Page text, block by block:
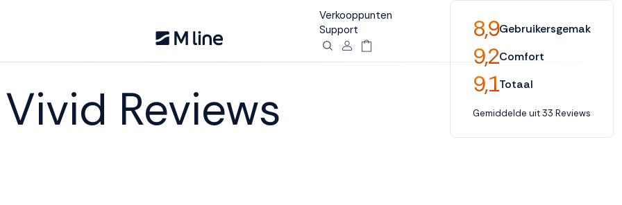
Verkooppunten
Support
Reviews
8,9Gebruikersgemak
9,2Comfort
9,1Totaal
Gemiddelde uit 33 Reviews